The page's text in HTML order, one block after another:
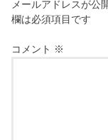
メールアドレスが公
欄は必須項目です
コメント ※